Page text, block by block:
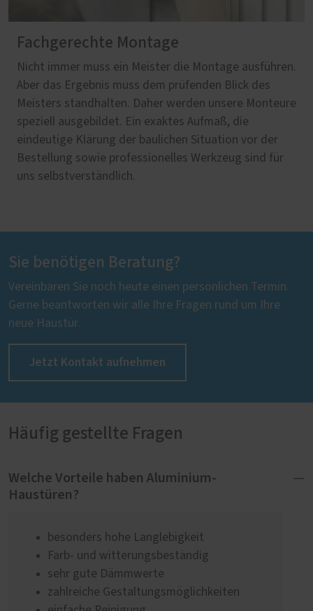
Fachgerechte Montage
Nicht immer muss ein Meister die Montage ausführen.
Aber das Ergebnis muss dem prüfenden Blick des
Meisters standhalten. Daher werden unsere Monteure
speziell ausgebildet. Ein exaktes Aufmaß, die
eindeutige Klärung der baulichen Situation vor der
Bestellung sowie professionelles Werkzeug sind für
uns selbstverständlich.
Sie benötigen Beratung?
Vereinbaren Sie noch heute einen persönlichen Termin.
Gerne beantworten wir alle Ihre Fragen rund um Ihre
neue Haustür.
Jetzt Kontakt aufnehmen
Häufig gestellte Fragen
Welche Vorteile haben Aluminium-
Haustüren?
besonders hohe Langlebigkeit
Farb- und witterungsbeständig
sehr gute Dämmwerte
zahlreiche Gestaltungsmöglichkeiten